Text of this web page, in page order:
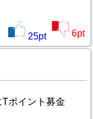
25pt 6pt
ポイント募金